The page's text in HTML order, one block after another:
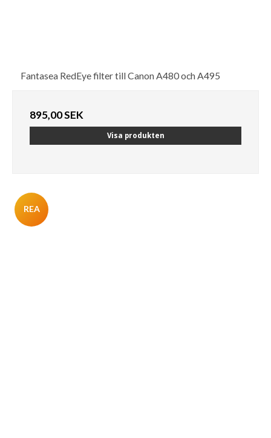
Fantasea RedEye filter till Canon A480 och A495
895,00 SEK
Visa produkten
REA